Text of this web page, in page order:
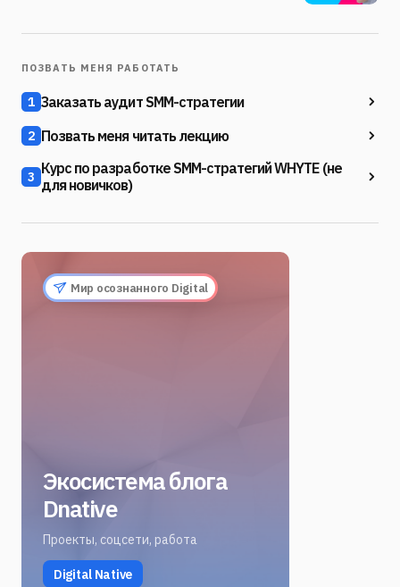
ПОЗВАТЬ МЕНЯ РАБОТАТЬ
1 Заказать аудит SMM-стратегии
2 Позвать меня читать лекцию
3 Курс по разработке SMM-стратегий WHYTE (не
для новичков)
Мир осознанного Digital
Экосистема блога
Dnative
Проекты, соцсети, работа
Digital Native